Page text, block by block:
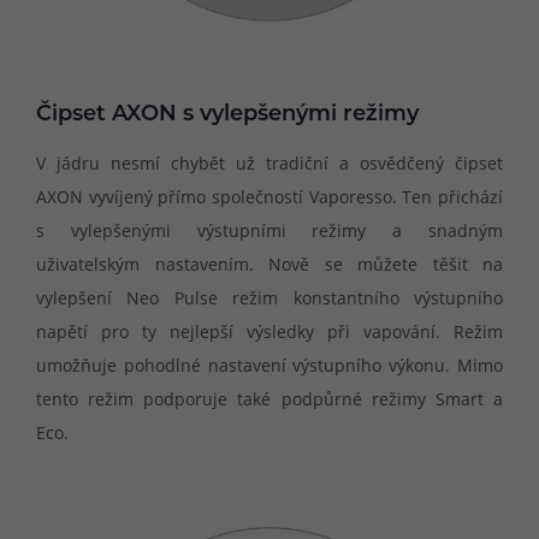
Čipset AXON s vylepšenými režimy
V jádru nesmí chybět už tradiční a osvědčený čipset
AXON vyvíjený přímo společností Vaporesso. Ten přichází
s vylepšenými výstupními režimy a snadným
uživatelským nastavením. Nově se můžete těšit na
vylepšení Neo Pulse režim konstantního výstupního
napětí pro ty nejlepší výsledky při vapování. Režim
umožňuje pohodlné nastavení výstupního výkonu. Mimo
tento režim podporuje také podpůrné režimy Smart a
Eco.